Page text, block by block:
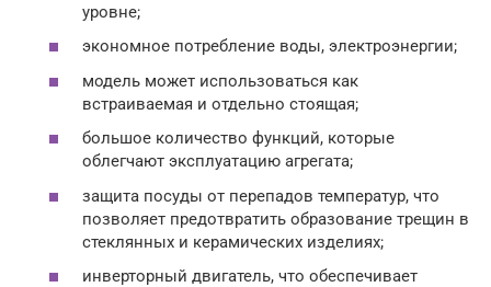
уровне;
экономное потребление воды, электроэнергии;
модель может использоваться как
встраиваемая и отдельно стоящая;
большое количество функций, которые
облегчают эксплуатацию агрегата;
защита посуды от перепадов температур, что
позволяет предотвратить образование трещин в
стеклянных и керамических изделиях;
инверторный двигатель, что обеспечивает